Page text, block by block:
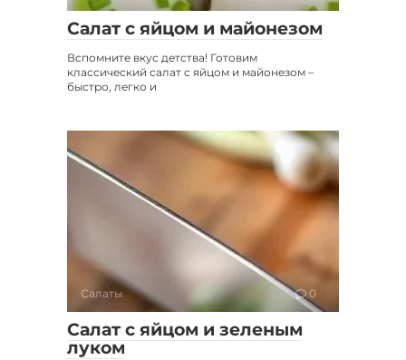
Салат с яйцом и майонезом
Вспомните вкус детства! Готовим
классический салат с яйцом и майонезом –
быстро, легко и
Салаты 0
Салат с яйцом и зеленым
луком